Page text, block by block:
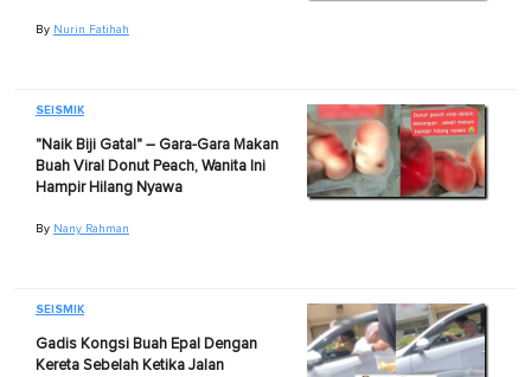
By Nurin Fatihah
SEISMIK
"Naik Biji Gatal" – Gara-Gara Makan
Buah Viral Donut Peach, Wanita Ini
Hampir Hilang Nyawa
By Nany Rahman
SEISMIK
Gadis Kongsi Buah Epal Dengan
Kereta Sebelah Ketika Jalan